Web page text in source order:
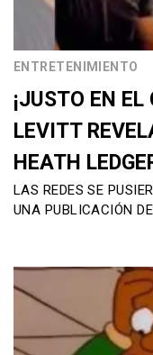
ENTRETENIMIENTO
¡JUSTO EN EL
LEVITT
HEATH
LAS REDES SE
UNA PUBLICACIÓN